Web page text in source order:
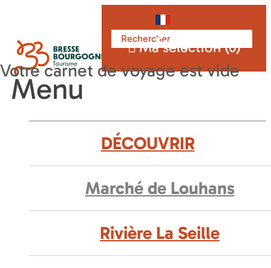
Français
Ma sélection (0)
Menu
DÉCOUVRIR
Marché de Louhans
Rivière La Seille